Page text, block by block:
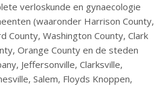
verloskunde en gynaecologie
(waaronder Harrison County,
County, Washington County, Clark
Orange County en de steden
Jeffersonville, Clarksville,
Salem, Floyds Knoppen,